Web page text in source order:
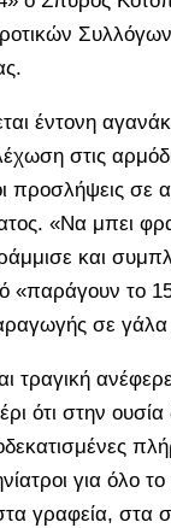
έντονη
στις
προσλήψεις σε
«Να μπει
και
«παράγουν το
σε γάλα
τραγική
ότι στην ουσία
για όλο
γραφεία, στα